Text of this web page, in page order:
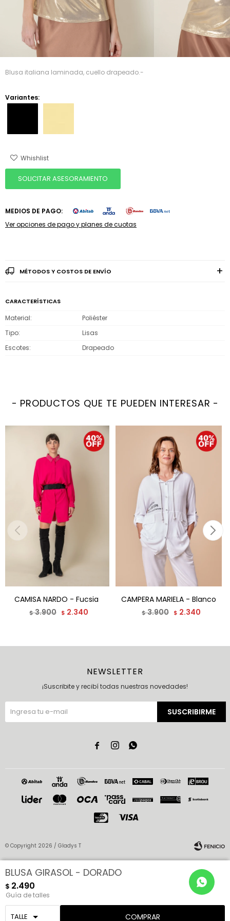
Blusa italiana laminada, cuello drapeado.-
Variantes:
SOLICITAR ASESORAMIENTO
BLUSA GIRASOL - DORADO
$ 2.490
Guía de talles
COMPRAR
MEDIOS DE PAGO:
Ver opciones de pago y planes de cuotas
MÉTODOS Y COSTOS DE ENVÍO
CARACTERÍSTICAS
Material
Poliéster
Tipo
Lisas
Escotes
Drapeado
PRODUCTOS QUE TE PUEDEN INTERESAR
CAMISA NARDO - Fucsia
$3.900 $ 2.340
CAMPERA MARIELA - Blanco
$3.900 $ 2.340
NEWSLETTER
¡Suscribite y recibí todas nuestras novedades!
SUSCRIBIRME
  
© Copyright 2026 / Gladys T